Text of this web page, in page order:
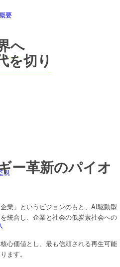
要
視
へ
を切り
ー革新のパイオ
業」というビジョンのもと、AI駆動型
統合し、企業と社会の低炭素社会への
心価値とし、最も信頼される再生可能
ます。